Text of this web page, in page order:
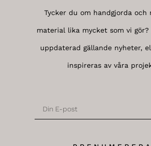
Tycker du om handgjorda och
material lika mycket som vi gör?
uppdaterad gällande nyheter,
inspireras av våra